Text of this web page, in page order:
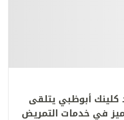
أبوظبي يتلقى
في خدمات التمريض